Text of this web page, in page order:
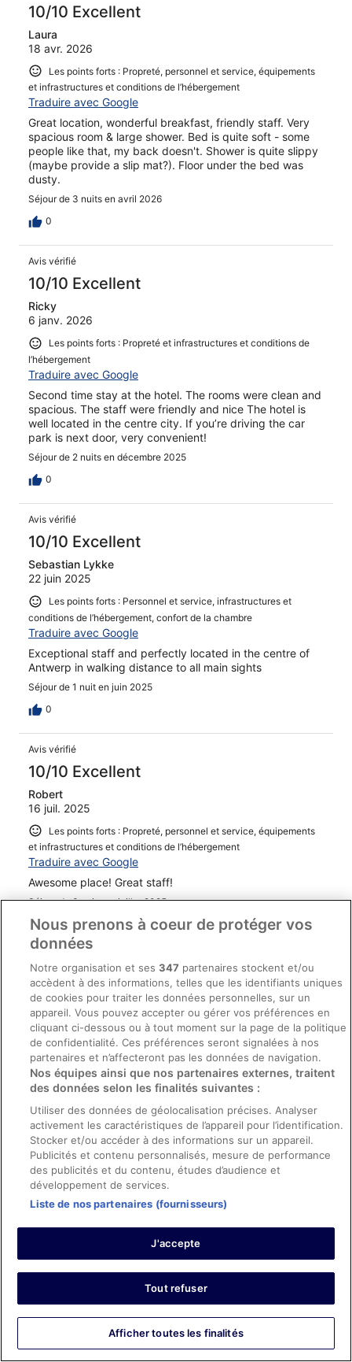
10/10 Excellent
Laura
18 avr. 2026
Les points forts : Propreté, personnel et service, équipements
et infrastructures et conditions de l’hébergement
Traduire avec Google
Great location, wonderful breakfast, friendly staff. Very
spacious room & large shower. Bed is quite soft - some
people like that, my back doesn't. Shower is quite slippy
(maybe provide a slip mat?). Floor under the bed was
dusty.
Séjour de 3 nuits en avril 2026
0
Avis vérifié
10/10 Excellent
Ricky
6 janv. 2026
Les points forts : Propreté et infrastructures et conditions de
l’hébergement
Traduire avec Google
Second time stay at the hotel. The rooms were clean and
spacious. The staff were friendly and nice The hotel is
well located in the centre city. If you’re driving the car
park is next door, very convenient!
Séjour de 2 nuits en décembre 2025
0
Avis vérifié
10/10 Excellent
Sebastian Lykke
22 juin 2025
Les points forts : Personnel et service, infrastructures et
conditions de l’hébergement, confort de la chambre
Traduire avec Google
Exceptional staff and perfectly located in the centre of
Antwerp in walking distance to all main sights
Séjour de 1 nuit en juin 2025
0
Avis vérifié
10/10 Excellent
Robert
16 juil. 2025
Les points forts : Propreté, personnel et service, équipements
et infrastructures et conditions de l’hébergement
Traduire avec Google
Awesome place! Great staff!
Séjour de 3 nuits en juillet 2025
0
Avis vérifié
6/10 Satisfaisant
Michelle
26 mars 2026
Les points forts : Personnel et service
Les points faibles : Propreté et infrastructures et conditions de
l’hébergement
Not the best place for the money
Séjour de 2 nuits en mars 2026
0
Avis vérifié
10/10 Excellent
10 mai 2025
Les points forts : Propreté, personnel et service, équipements
Traduire avec Google
We had an enjoyable and will definitely return to this
property.
Nous prenons à coeur de protéger vos
données
Notre organisation et ses347 partenaires stockent et/ou
accèdent à des informations, telles que les identifiants uniques
de cookies pour traiter les données personnelles, sur un
appareil. Vous pouvez accepter ou gérer vos préférences en
cliquant ci-dessous ou à tout moment sur la page de la politique
de confidentialité. Ces préférences seront signalées à nos
partenaires et n’affecteront pas les données de navigation.
Nos équipes ainsi que nos partenaires externes, traitent
des données selon les finalités suivantes :
Utiliser des données de géolocalisation précises. Analyser
activement les caractéristiques de l’appareil pour l’identification.
Stocker et/ou accéder à des informations sur un appareil.
Publicités et contenu personnalisés, mesure de performance
des publicités et du contenu, études d’audience et
développement de services.
Liste de nos partenaires (fournisseurs)
J'accepte
Tout refuser
Afficher toutes les finalités